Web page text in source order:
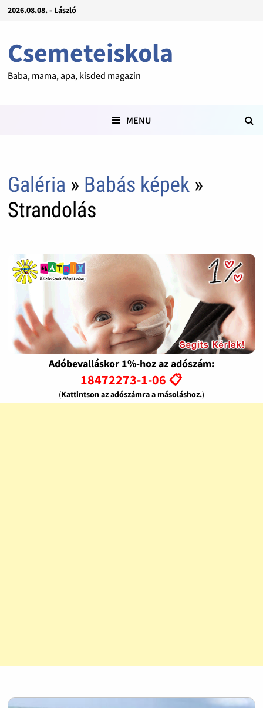
2026.08.08. - László
Csemeteiskola
Baba, mama, apa, kisded magazin
MENU
Galéria » Babás képek»
Strandolás
Adóbevalláskor 1%-hoz az adószám:
18472273-1-06 📋
(Kattintson az adószámra a másoláshoz.)